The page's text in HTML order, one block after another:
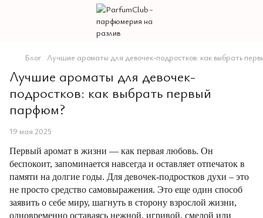
Блог Лучшие ароматы для девочек-подростков: как выбрать
Лучшие ароматы для девочек-
подростков: как выбрать первый
парфюм?
19 мая 2025
Первый аромат в жизни — как первая любовь. Он
беспокоит, запоминается навсегда и оставляет отпечаток в
памяти на долгие годы. Для девочек-подростков духи – это
не просто средство самовыражения. Это еще один способ
заявить о себе миру, шагнуть в сторону взрослой жизни,
одновременно оставаясь нежной, игривой, смелой или